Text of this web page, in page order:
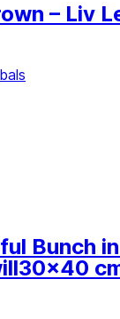
– Liv
Bunch
30x40